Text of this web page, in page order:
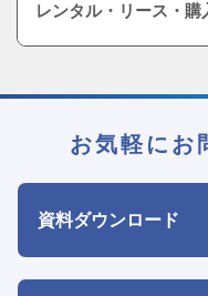
レンタル・リース・購
お気軽にお
資料ダウンロード